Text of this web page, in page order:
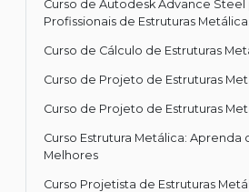
Curso de Autodesk Advance Steel
Profissionais de Estruturas
Curso de Cálculo de Estruturas
Curso de Projeto de Estruturas
Curso de Projeto de Estruturas
Curso Estrutura Metálica: Aprenda
Melhores
Curso Projetista de Estruturas